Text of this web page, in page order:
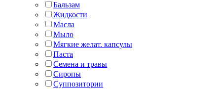
Бальзам
Жидкости
Масла
Мыло
Мягкие желат. капсулы
Паста
Семена и травы
Сиропы
Суппозитории